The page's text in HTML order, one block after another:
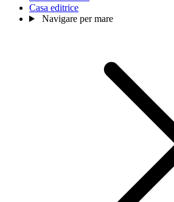
Casa editrice
Navigare per mare